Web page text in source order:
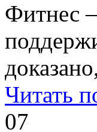
Фитнес
Читать
07